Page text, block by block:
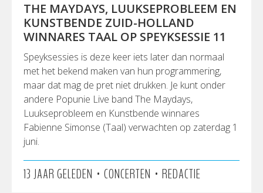
THE MAYDAYS, LUUKSEPROBLEEM EN
KUNSTBENDE ZUID-HOLLAND
WINNARES TAAL OP SPEYKSESSIE 11
Speyksessies is deze keer iets later dan normaal
met het bekend maken van hun programmering,
maar dat mag de pret niet drukken. Je kunt onder
andere Popunie Live band The Maydays,
Luukseprobleem en Kunstbende winnares
Fabienne Simonse (Taal) verwachten op zaterdag 1
juni.
13 JAAR GELEDEN • CONCERTEN • REDACTIE